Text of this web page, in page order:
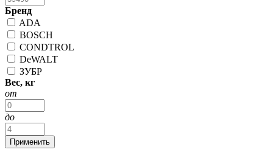
Бренд
ADA
BOSCH
CONDTROL
DeWALT
ЗУБР
Вес, кг
от
до